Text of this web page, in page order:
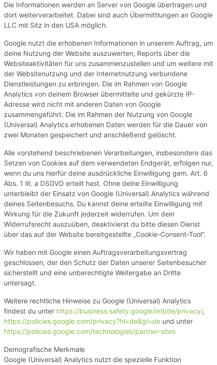
Die Informationen werden an Server von Google übertragen und
dort weiterverarbeitet. Dabei sind auch Übermittlungen an Google
LLC mit Sitz in den USA möglich.
Google nutzt die erhobenen Informationen in unserem Auftrag, um
deine Nutzung der Website auszuwerten, Reports über die
Websiteaktivitäten für uns zusammenzustellen und um weitere mit
der Websitenutzung und der Internetnutzung verbundene
Dienstleistungen zu erbringen. Die im Rahmen von Google
Analytics von deinem Browser übermittelte und gekürzte IP-
Adresse wird nicht mit anderen Daten von Google
zusammengeführt. Die im Rahmen der Nutzung von Google
(Universal) Analytics erhobenen Daten werden für die Dauer von
zwei Monaten gespeichert und anschließend gelöscht.
Alle vorstehend beschriebenen Verarbeitungen, insbesondere das
Setzen von Cookies auf dem verwendeten Endgerät, erfolgen nur,
wenn du uns hierfür deine ausdrückliche Einwilligung gem. Art. 6
Abs. 1 lit. a DSGVO erteilt hast. Ohne deine Einwilligung
unterbleibt der Einsatz von Google (Universal) Analytics während
deines Seitenbesuchs. Du kannst deine erteilte Einwilligung mit
Wirkung für die Zukunft jederzeit widerrufen. Um dein
Widerrufsrecht auszuüben, deaktivierst du bitte diesen Dienst
über das auf der Website bereitgestellte „Cookie-Consent-Tool“.
Wir haben mit Google einen Auftragsverarbeitungsvertrag
geschlossen, der den Schutz der Daten unserer Seitenbesucher
sicherstellt und eine unberechtigte Weitergabe an Dritte
untersagt.
Weitere rechtliche Hinweise zu Google (Universal) Analytics
findest du unter https://business.safety.google/intl/de/privacy/,
https://policies.google.com/privacy?hl=de&gl=de und unter
https://policies.google.com/technologies/partner-sites
Demografische Merkmale
Google (Universal) Analytics nutzt die spezielle Funktion